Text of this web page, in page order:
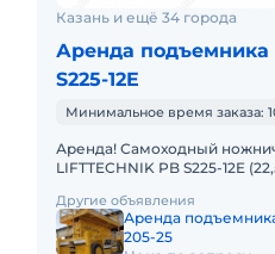
Казань и ещё 34 города
Аренда подъемника
S225-12E
Минимальное время заказа:
Аренда! Самоходный ножничный подъемник PB
LIFTTECHNIK PB S225-12E
ширина 1,22 x длина 4m
Другие объявления
Аренда
205-25